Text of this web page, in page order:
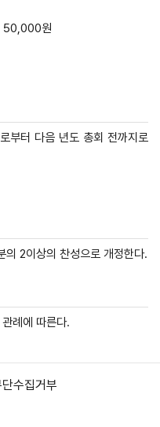
50,000원
부터 다음 년도 총회 전까지로
의 2이상의 찬성으로 개정한다.
례에 따른다.
수집거부